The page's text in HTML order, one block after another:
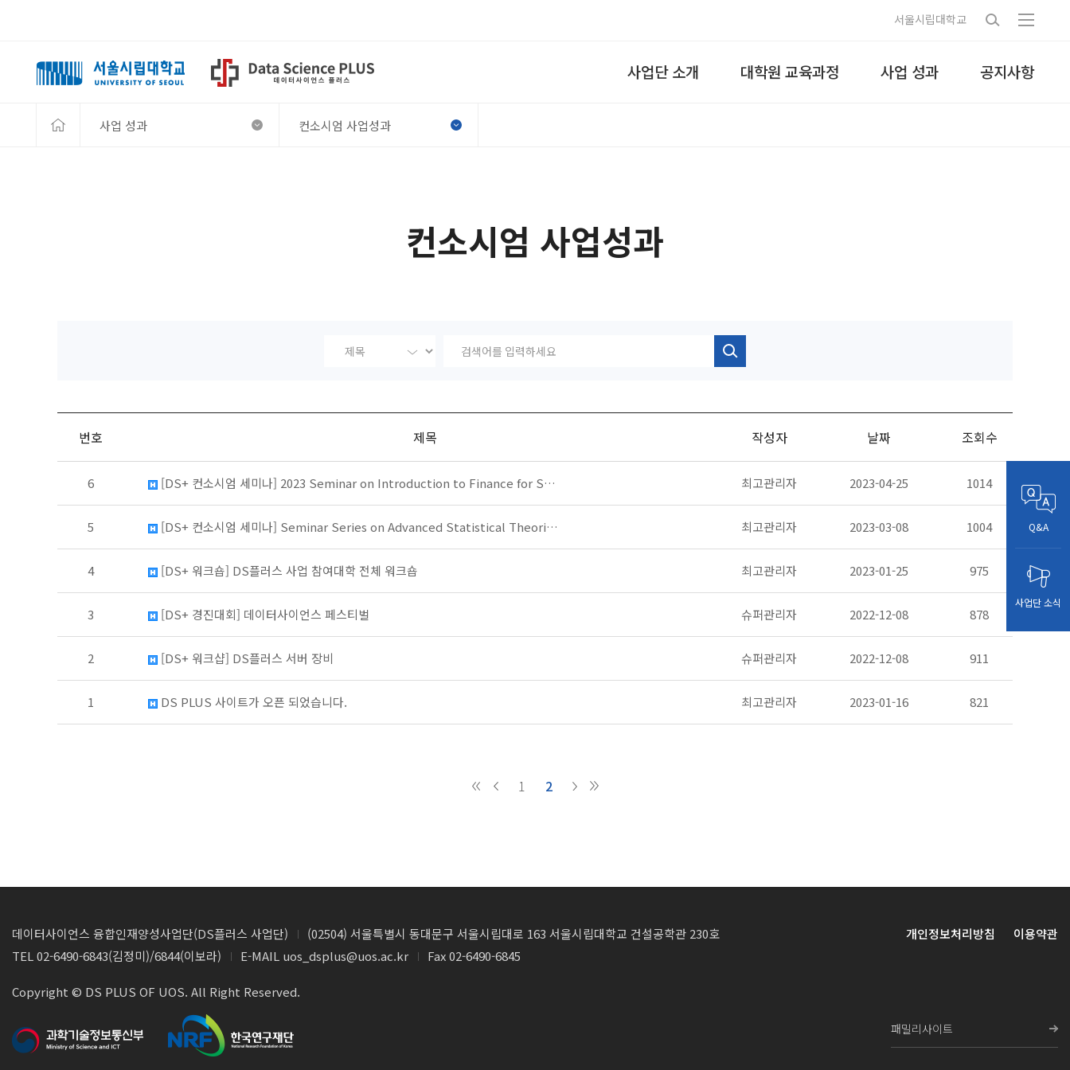
서울시립대학교
사업단 소개 대학원 교육과정 사업 성과 공지사항
사업 성과 컨소시엄 사업성과
컨소시엄 사업성과
번호 제목 작성자 날짜 조회수
6 [DS+ 컨소시엄 세미나] 2023 Seminar on Introduction to Finance for S… 최고관리자 2023-04-25 1014
5 [DS+ 컨소시엄 세미나] Seminar Series on Advanced Statistical Theori… 최고관리자 2023-03-08 1004
4 [DS+ 워크숍] DS플러스 사업 참여대학 전체 워크숍 최고관리자 2023-01-25 975
3 [DS+ 경진대회] 데이터사이언스 페스티벌 슈퍼관리자 2022-12-08 878
2 [DS+ 워크샵] DS플러스 서버 장비 슈퍼관리자 2022-12-08 911
1 DS PLUS 사이트가 오픈 되었습니다. 최고관리자 2023-01-16 821
1 2
데이터사이언스 융합인재양성사업단(DS플러스 사업단)
(02504) 서울특별시 동대문구 서울시립대로 163 서울시립대학교 건설공학관 230호
TEL 02-6490-6843(김정미)/6844(이보라)
E-MAIL uos_dsplus@uos.ac.kr Fax 02-6490-6845
Copyright © DS PLUS OF UOS. All Right Reserved.
개인정보처리방침 이용약관
패밀리사이트
Q&A
사업단소식